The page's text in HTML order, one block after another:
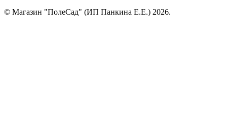
© Магазин "ПолеСад" (ИП Панкина Е.Е.) 2026.